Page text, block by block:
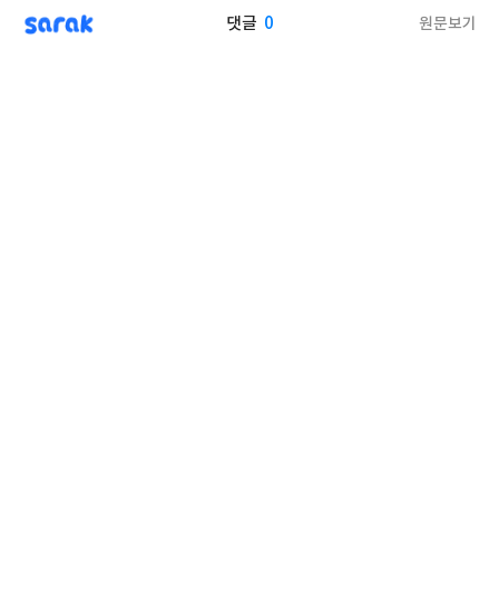
sarak 댓글 0 원문보기